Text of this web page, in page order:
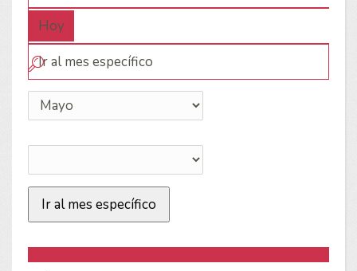
Hoy
Ir al mes específico
Ir al mes específico